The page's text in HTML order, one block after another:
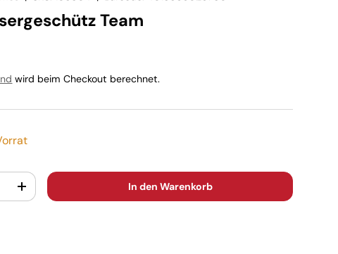
Team
wird beim Checkout berechnet.
+ In den Warenkorb